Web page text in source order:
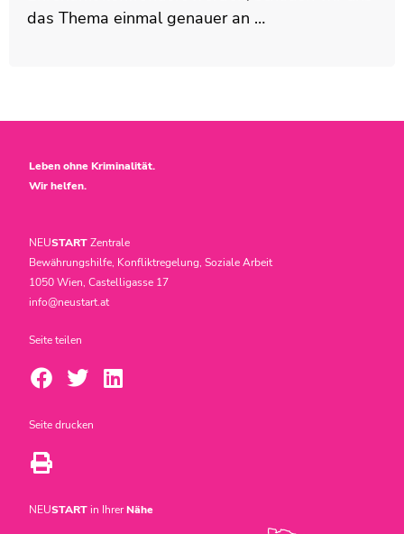
das Thema einmal genauer an …
Leben ohne Kriminalität.
Wir helfen.
NEUSTARTZentrale
Bewährungshilfe, Konfliktregelung, Soziale Arbeit
1050 Wien, Castelligasse 17
info@neustart.at
Seite teilen
Seite drucken
NEUSTARTin IhrerNähe